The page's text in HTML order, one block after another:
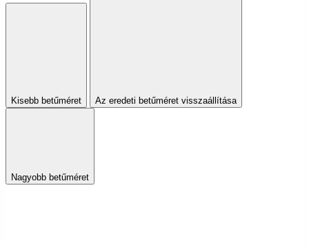
Kisebb betűméret Az eredeti betűméret visszaállítása
Nagyobb betűméret